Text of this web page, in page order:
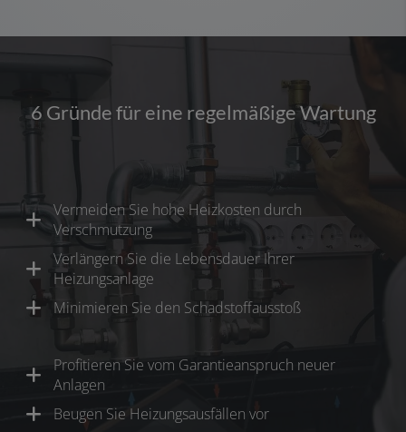
6 Gründe für eine regelmäßige Wartung
Vermeiden Sie hohe Heizkosten durch
Verschmutzung
Verlängern Sie die Lebensdauer Ihrer
Heizungsanlage
Minimieren Sie den Schadstoffausstoß
Profitieren Sie vom Garantieanspruch neuer
Anlagen
Beugen Sie Heizungsausfällen vor